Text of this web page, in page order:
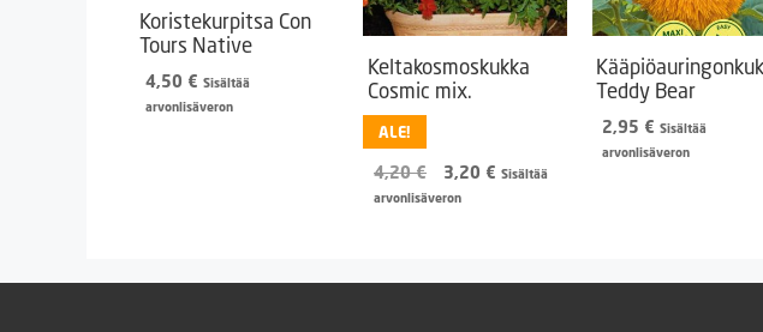
Koristekurpitsa Con
Tours Native
4,50 € Sisältää
arvonlisäveron
Keltakosmoskukka
Cosmic mix.
ALE!
4,20€
Alkuperäinen
hinta
3,20 € Nykyinen
Sisältää
arvonlisäveron
Teddy Bear
2,95 € Sisältää
arvonlisäveron